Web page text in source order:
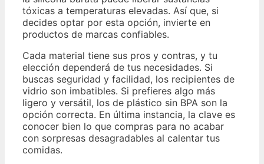
tóxicas a temperaturas elevadas. Así que, si
decides optar por esta opción, invierte en
productos de marcas confiables.
Cada material tiene sus pros y contras, y tu
elección dependerá de tus necesidades. Si
buscas seguridad y facilidad, los recipientes de
vidrio son imbatibles. Si prefieres algo más
ligero y versátil, los de plástico sin BPA son la
opción correcta. En última instancia, la clave es
conocer bien lo que compras para no acabar
con sorpresas desagradables al calentar tus
comidas.